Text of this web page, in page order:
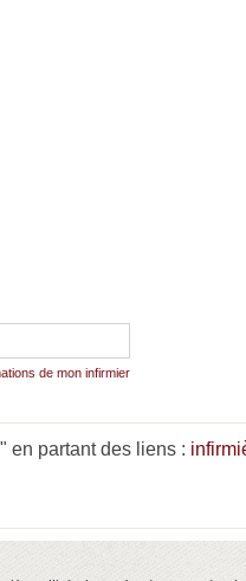
de mon infirmier
en partant des liens :